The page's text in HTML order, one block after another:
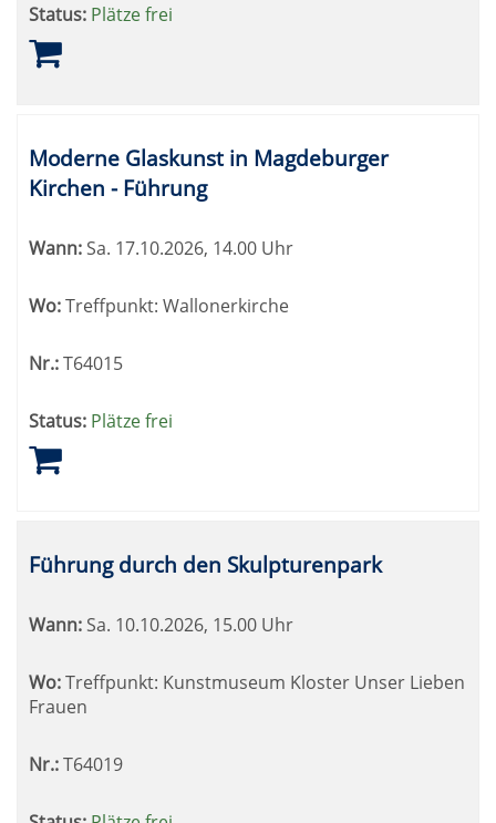
Status: Plätze frei
Moderne Glaskunst in Magdeburger
Kirchen - Führung
Wann:Sa. 17.10.2026, 14.00 Uhr
Wo:Treffpunkt: Wallonerkirche
Nr.:T64015
Status: Plätze frei
Führung durch den Skulpturenpark
Wann: Sa. 10.10.2026, 15.00 Uhr
Wo:Treffpunkt: Kunstmuseum Kloster Unser Lieben
Frauen
Nr.:T64019